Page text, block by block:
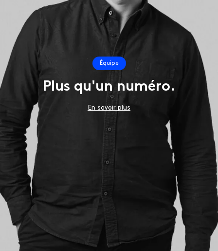
Équipe
Plus qu'un numéro.
En savoir plus